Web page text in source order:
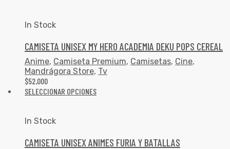
In Stock
CAMISETA UNISEX MY HERO ACADEMIA DEKU POPS CEREAL
Anime, Camiseta Premium, Camisetas, Cine,
Mandrágora Store, Tv
$52,000
SELECCIONAR OPCIONES
In Stock
CAMISETA UNISEX ANIMES FURIA Y BATALLAS